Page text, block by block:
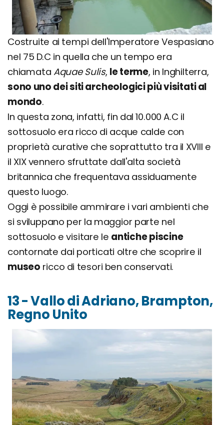
Costruite ai tempi dell'Imperatore Vespasiano
nel 75 D.C in quella che un tempo era
chiamata Aquae Sulis, le terme, in Inghilterra,
sono uno dei siti archeologici più visitati al
mondo.
In questa zona, infatti, fin dal 10.000 A.C il
sottosuolo era ricco di acque calde con
proprietà curative che soprattutto tra il XVIII e
il XIX vennero sfruttate dall'alta società
britannica che frequentava assiduamente
questo luogo.
Oggi è possibile ammirare i vari ambienti che
si sviluppano per la maggior parte nel
sottosuolo e visitare le antiche piscine
contornate dai porticati oltre che scoprire il
museo ricco di tesori ben conservati.
13 - Vallo di Adriano, Brampton,
Regno Unito